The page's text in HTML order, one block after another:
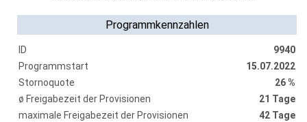
Programmkennzahlen
ID
9940
Programmstart
15.07.2022
Stornoquote
26 %
ø Freigabezeit der Provisionen
21 Tage
maximale Freigabezeit der Provisionen
42 Tage